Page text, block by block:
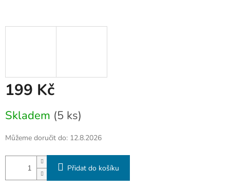
199 Kč
cena:
Skladem (5 ks)
Můžeme doručit do: 12.8.2026
Přidat do košíku